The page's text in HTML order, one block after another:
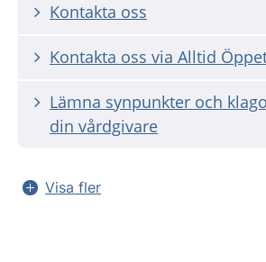
Kontakta oss
Kontakta oss via Alltid
Lämna synpunkter och
din vårdgivare
Visa fler